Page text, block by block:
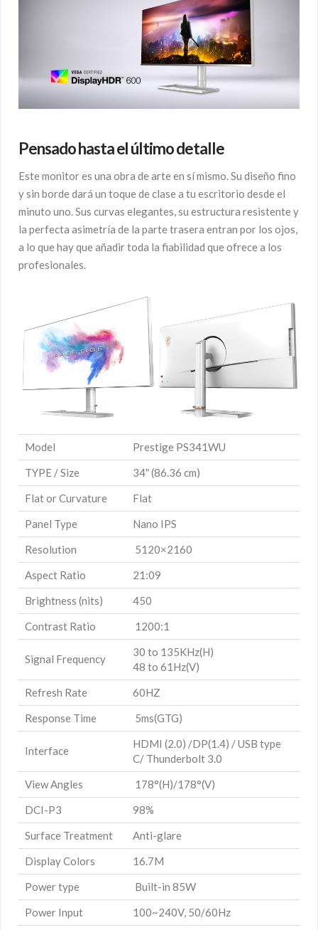
Pensado hasta el último detalle
Este monitor es una obra de arte en sí mismo. Su diseño fino
y sin borde dará un toque de clase a tu escritorio desde el
minuto uno. Sus curvas elegantes, su estructura resistente y
la perfecta asimetría de la parte trasera entran por los ojos,
a lo que hay que añadir toda la fiabilidad que ofrece a los
profesionales.
Model
Prestige PS341WU
TYPE / Size
34″ (86.36 cm)
Flat or Curvature
Flat
Panel Type
Nano IPS
Resolution
5120×2160
Aspect Ratio
21:09
Brightness (nits)
450
Contrast Ratio
1200:1
Signal Frequency
30 to 135KHz(H)
48 to 61Hz(V)
Refresh Rate
60HZ
Response Time
5ms(GTG)
Interface
HDMI (2.0) /DP(1.4) / USB type
C/ Thunderbolt 3.0
View Angles
178°(H)/178°(V)
DCI-P3
98%
Surface Treatment
Anti-glare
Display Colors
16.7M
Power type
Built-in 85W
Power Input
100~240V, 50/60Hz